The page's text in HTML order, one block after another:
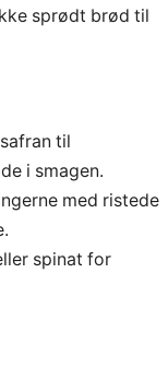
sprødt brød til
til
i smagen.
med ristede
spinat for